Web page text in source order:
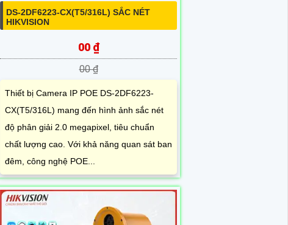
DS-2DF6223-CX(T5/316L) SẮC NÉT
HIKVISION
00 ₫
00 ₫
Thiết bị Camera IP POE DS-2DF6223-
CX(T5/316L) mang đến hình ảnh sắc nét
độ phân giải 2.0 megapixel, tiêu chuẩn
chất lượng cao. Với khả năng quan sát ban
đêm, công nghệ POE...